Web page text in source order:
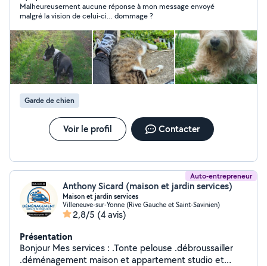
vétérinaire et bénévole pour plusieurs associations de
protection animale depuis 11 ans), vous pouvez me
contacter pour des gardes, ponctuelles ou régulières ou
même pour des balades. J'ai pour habitude de donner
régulièrement des nouvelles (petits messages, photos),
je prends soin de vos animaux comme si c'était les
miens. Je suis également disponible pour des livraisons
de courses ou pour emmener votre animal chez le
vétérinaire dans le même périmètre si besoin !
Malheureusement aucune réponse à mon message envoyé
malgré la vision de celui-ci… dommage ?
Garde de chien
Voir le profil Contacter
Auto-entrepreneur
Anthony Sicard (maison et jardin services)
Maison et jardin services
Villeneuve-sur-Yonne (Rive Gauche et Saint-Savinien)
2,8/5 (4 avis)
Présentation
Bonjour Mes services : .Tonte pelouse .débroussailler
.déménagement maison et appartement studio et